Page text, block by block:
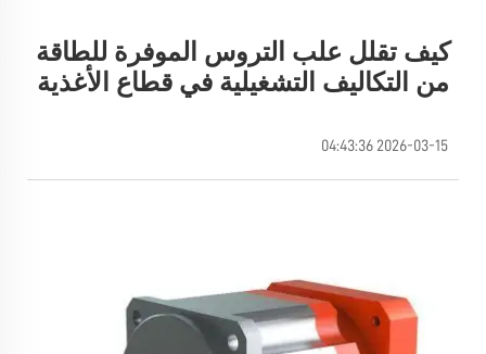
كيف تقلل علب التروس الموفرة للطاقة
من التكاليف التشغيلية في قطاع الأغذية
2026-03-15 04:43:36